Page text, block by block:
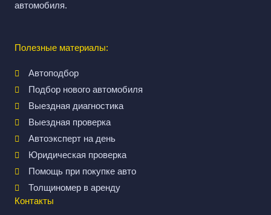
автомобиля.
Полезные материалы:
Автоподбор
Подбор нового автомобиля
Выездная диагностика
Выездная проверка
Автоэксперт на день
Юридическая проверка
Помощь при покупке авто
Толщиномер в аренду
Контакты